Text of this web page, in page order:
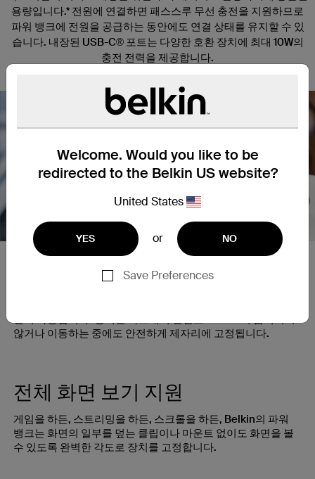
Welcome. Would you like to be
redirected to the Belkin US website?
United States
YES or NO
Save Preferences
용량입니다.* 전원에 연결하면 패스스루 무선 충전을 지원하므로
파워 뱅크에 전원을 공급하는 동안에도 연결 상태를 유지할 수 있
습니다. 내장된 USB-C® 포트는 다양한 호환 장치에 최대 10W의
충전 전력을 제공합니다.
Next
안전한 MagSafe 부착
전이 가능합니다. 강력한 마그네틱 연결로 iPhone이 움직이지
않거나 이동하는 중에도 안전하게 제자리에 고정됩니다.
전체 화면 보기 지원
게임을 하든, 스트리밍을 하든, 스크롤을 하든, Belkin의 파워
뱅크는 화면의 일부를 덮는 클립이나 마운트 없이도 화면을 볼
수 있도록 완벽한 각도로 장치를 고정합니다.